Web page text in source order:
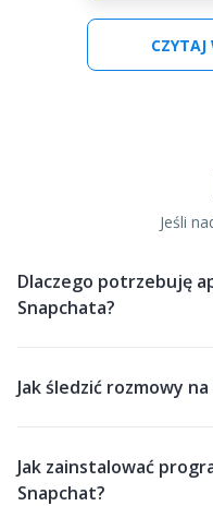
CZYTAJ
Jeśli
Dlaczego potrzebuję
Snapchata?
Jak śledzić rozmowy
Jak zainstalować
Snapchat?